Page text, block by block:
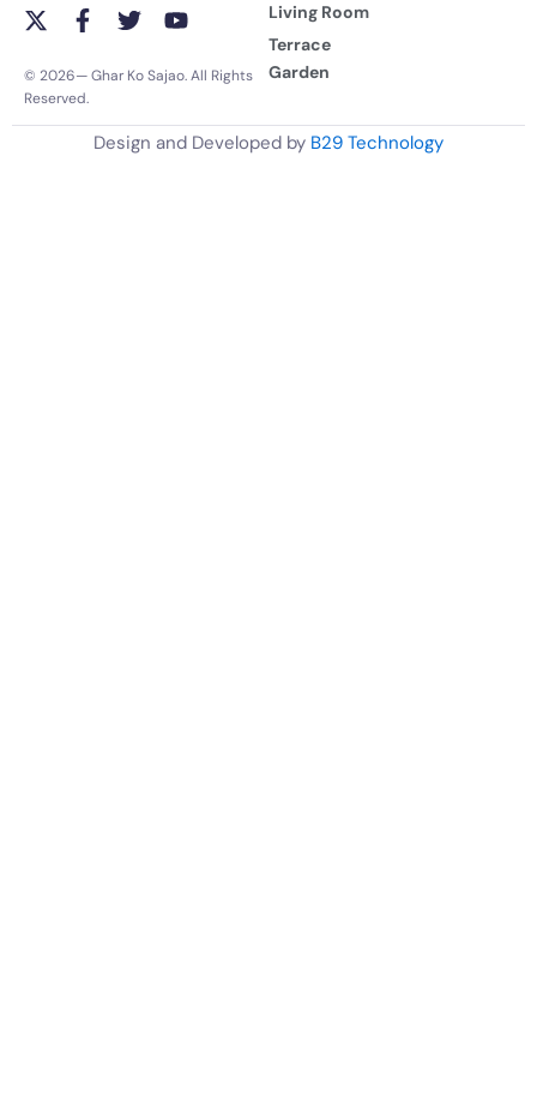
X
t
w
F
c
e
o
T
i
e
r
Y
u
b
© 2026— Ghar Ko Sajao. All Rights
Reserved.
Living Room
Terrace
Garden
Design and Developed by B29 Technology